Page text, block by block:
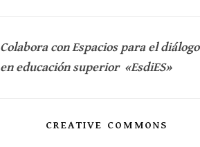
Colabora con Espacios para el diálogo
en educación superior «EsdiES»
CREATIVE COMMONS